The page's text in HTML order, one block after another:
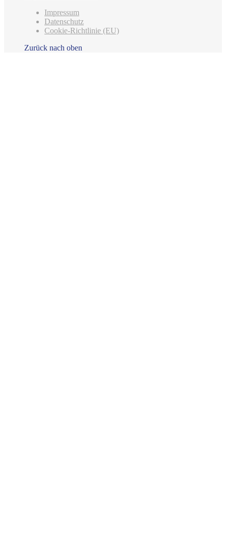
Impressum
Datenschutz
Cookie-Richtlinie (EU)
Zurück nach oben